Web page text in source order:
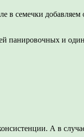
в семечки
панировочных и
А в